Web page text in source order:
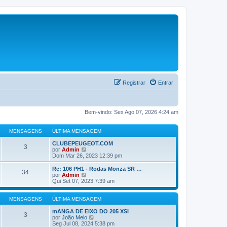
Entrar
Registrar
Bem-vindo: Sex Ago 07, 2026 4:24 am
MENSAGENS ÚLTIMA MENSAGEM
3
CLUBEPEUGEOT.COM
por Admin
e
r
ú
t
m
a
m
e
n
s
Dom Mar 26, 2023 12:39 pm
34
Re: 106 PH1 - Rodas Monza SR …
por Admin
e
r
ú
l
t
i
m
a
Qui Set 07, 2023 7:39 am
MENSAGENS ÚLTIMA MENSAGEM
3
mANGA DE EIXO DO 205 XSI
por João Melo
e
Seg Jul 08, 2024 5:38 pm